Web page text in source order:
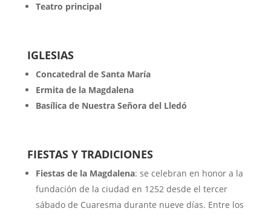
Teatro principal
IGLESIAS
Concatedral de Santa María
Ermita de la Magdalena
Basílica de Nuestra Señora del Lledó
FIESTAS Y TRADICIONES
Fiestas de la Magdalena: se celebran en honor a la
fundación de la ciudad en 1252 desde el tercer
sábado de Cuaresma durante nueve días. Entre los